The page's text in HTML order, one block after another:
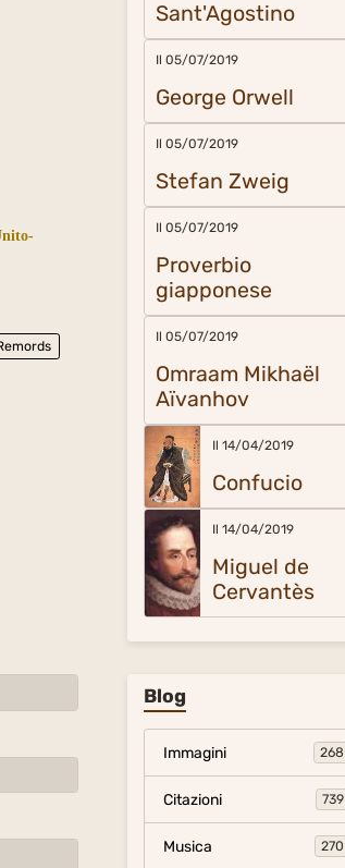
Sant'Agostino
Il 05/07/2019
George Orwell
Il 05/07/2019
Stefan Zweig
Il 05/07/2019
Proverbio
giapponese
Il 05/07/2019
Omraam Mikhaël
Aïvanhov
Il 14/04/2019
Confucio
Il 14/04/2019
Miguel de
Cervantès
Blog
Immagini 268
Citazioni 739
Musica 270